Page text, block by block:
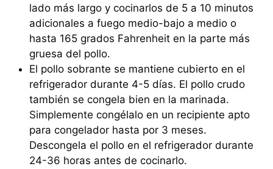
lado más largo y cocinarlos de 5 a 10 minutos
adicionales a fuego medio-bajo a medio o
hasta 165 grados Fahrenheit en la parte más
gruesa del pollo.
El pollo sobrante se mantiene cubierto en el
refrigerador durante 4-5 días. El pollo crudo
también se congela bien en la marinada.
Simplemente congélalo en un recipiente apto
para congelador hasta por 3 meses.
Descongela el pollo en el refrigerador durante
24-36 horas antes de cocinarlo.